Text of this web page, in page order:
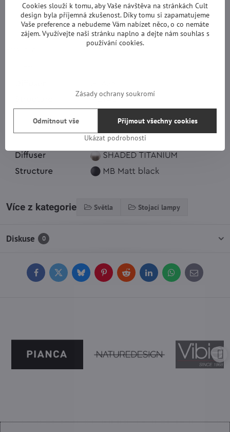
Více z kategorie Světla Stojací lampy
Diskuse 0
FacebookTwitterBlueskyPinterestReddit LinkedInWhatsApp
E-
mail
Cookies slouží k tomu, aby Vaše návštěva na stránkách Cult
design byla příjemná zkušenost. Díky tomu si zapamatujeme
Vaše preference a nebudeme Vám nabízet něco, o co nemáte
zájem. Využívejte naši stránku naplno a dejte nám souhlas s
používání cookies.
Zásady ochrany soukromí
Ukázat podrobnosti
Přijmout všechny cookies
Odmítnout vše